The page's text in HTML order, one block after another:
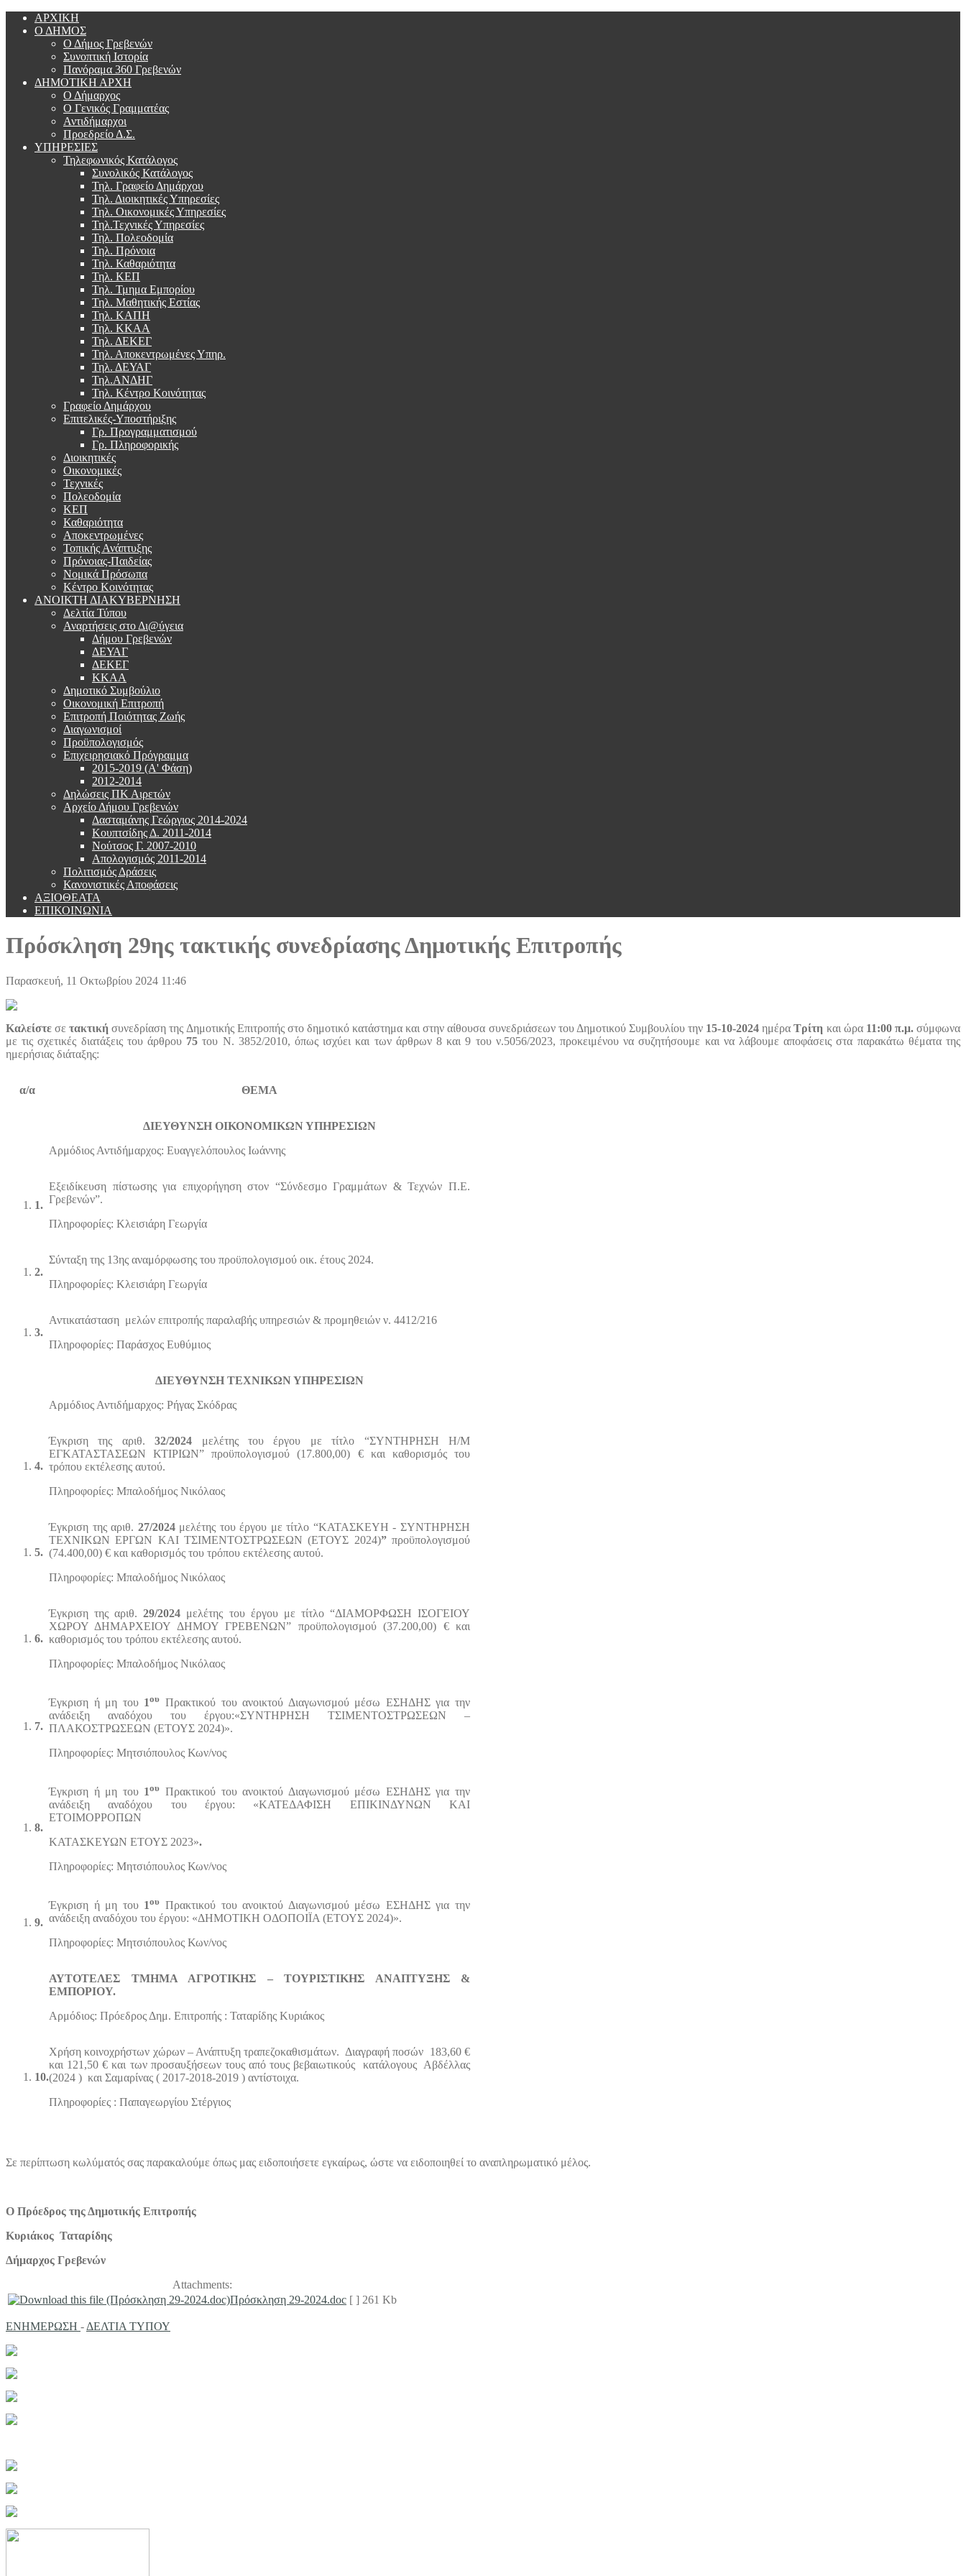
ΑΡΧΙΚΗ
Ο ΔΗΜΟΣ
Ο Δήμος Γρεβενών
Συνοπτική Ιστορία
Πανόραμα 360 Γρεβενών
ΔΗΜΟΤΙΚΗ ΑΡΧΗ
Ο Δήμαρχος
Ο Γενικός Γραμματέας
Αντιδήμαρχοι
Προεδρείο Δ.Σ.
ΥΠΗΡΕΣΙΕΣ
Τηλεφωνικός Κατάλογος
Συνολικός Κατάλογος
Τηλ. Γραφείο Δημάρχου
Τηλ. Διοικητικές Υπηρεσίες
Τηλ. Οικονομικές Υπηρεσίες
Τηλ.Τεχνικές Υπηρεσίες
Τηλ. Πολεοδομία
Τηλ. Πρόνοια
Τηλ. Καθαριότητα
Τηλ. ΚΕΠ
Τηλ. Τμημα Εμπορίου
Τηλ. Μαθητικής Εστίας
Τηλ. ΚΑΠΗ
Τηλ. ΚΚΑΑ
Τηλ. ΔΕΚΕΓ
Τηλ. Αποκεντρωμένες Υπηρ.
Τηλ. ΔΕΥΑΓ
Τηλ.ΑΝΔΗΓ
Τηλ. Κέντρο Κοινότητας
Γραφείο Δημάρχου
Επιτελικές-Υποστήριξης
Γρ. Προγραμματισμού
Γρ. Πληροφορικής
Διοικητικές
Οικονομικές
Τεχνικές
Πολεοδομία
ΚΕΠ
Καθαριότητα
Αποκεντρωμένες
Τοπικής Ανάπτυξης
Πρόνοιας-Παιδείας
Νομικά Πρόσωπα
Κέντρο Κοινότητας
ΑΝΟΙΚΤΗ ΔΙΑΚΥΒΕΡΝΗΣΗ
Δελτία Τύπου
Αναρτήσεις στο Δι@ύγεια
Δήμου Γρεβενών
ΔΕΥΑΓ
ΔΕΚΕΓ
ΚΚΑΑ
Δημοτικό Συμβούλιο
Οικονομική Επιτροπή
Επιτροπή Ποιότητας Ζωής
Διαγωνισμοί
Προϋπολογισμός
Επιχειρησιακό Πρόγραμμα
2015-2019 (Α' Φάση)
2012-2014
Δηλώσεις ΠΚ Αιρετών
Αρχείο Δήμου Γρεβενών
Δασταμάνης Γεώργιος 2014-2024
Κουπτσίδης Δ. 2011-2014
Νούτσος Γ. 2007-2010
Απολογισμός 2011-2014
Πολιτισμός Δράσεις
Κανονιστικές Αποφάσεις
ΑΞΙΟΘΕΑΤΑ
ΕΠΙΚΟΙΝΩΝΙΑ
Πρόσκληση 29ης τακτικής συνεδρίασης Δημοτικής Επιτροπής
Παρασκευή, 11 Οκτωβρίου 2024 11:46
Καλείστε σετακτική συνεδρίαση της Δημοτικής Επιτροπής στο δημοτικό κατάστημα και στην αίθουσα συνεδριάσεων του Δημοτικού Συμβουλίου την 15-10-2024 ημέρα Τρίτη και ώρα 11:00 π.μ.σύμφωνα
με τις σχετικές διατάξεις του άρθρου 75 του Ν. 3852/2010, όπως ισχύει και των άρθρων 8 και 9 του ν.5056/2023, προκειμένου να συζητήσουμε και να λάβουμε αποφάσεις στα παρακάτω θέματα της
ημερήσιας διάταξης:
α/α ΘΕΜΑ
ΔΙΕΥΘΥΝΣΗ ΟΙΚΟΝΟΜΙΚΩΝ ΥΠΗΡΕΣΙΩΝ
Αρμόδιος Αντιδήμαρχος: Ευαγγελόπουλος Ιωάννης
1.
Εξειδίκευση πίστωσης για επιχορήγηση στον “Σύνδεσμο Γραμμάτων & Τεχνών Π.Ε.
Γρεβενών”.
Πληροφορίες: Κλεισιάρη Γεωργία
2.
Σύνταξη της 13ης αναμόρφωσης του προϋπολογισμού οικ. έτους 2024.
Πληροφορίες: Κλεισιάρη Γεωργία
3.
Αντικατάσταση μελών επιτροπής παραλαβής υπηρεσιών & προμηθειών ν. 4412/216
Πληροφορίες: Παράσχος Ευθύμιος
ΔΙΕΥΘΥΝΣΗ ΤΕΧΝΙΚΩΝ ΥΠΗΡΕΣΙΩΝ
Αρμόδιος Αντιδήμαρχος: Ρήγας Σκόδρας
4.
Έγκριση της αριθ.32/2024 μελέτης του έργου με τίτλο “ΣΥΝΤΗΡΗΣΗ Η/Μ
ΕΓΚΑΤΑΣΤΑΣΕΩΝ ΚΤΙΡΙΩΝ” προϋπολογισμού (17.800,00) € και καθορισμός του
τρόπου εκτέλεσης αυτού.
Πληροφορίες: Μπαλοδήμος Νικόλαος
5.
Έγκριση της αριθ. 27/2024μελέτης του έργου με τίτλο “ΚΑΤΑΣΚΕΥΗ - ΣΥΝΤΗΡΗΣΗ
ΤΕΧΝΙΚΩΝ ΕΡΓΩΝ ΚΑΙ ΤΣΙΜΕΝΤΟΣΤΡΩΣΕΩΝ (ΕΤΟΥΣ 2024)”προϋπολογισμού
(74.400,00) € και καθορισμός του τρόπου εκτέλεσης αυτού.
Πληροφορίες: Μπαλοδήμος Νικόλαος
6.
Έγκριση της αριθ.29/2024 μελέτης του έργου με τίτλο “ΔΙΑΜΟΡΦΩΣΗ ΙΣΟΓΕΙΟΥ
ΧΩΡΟΥ ΔΗΜΑΡΧΕΙΟΥ ΔΗΜΟΥ ΓΡΕΒΕΝΩΝ” προϋπολογισμού (37.200,00) € και
καθορισμός του τρόπου εκτέλεσης αυτού.
Πληροφορίες: Μπαλοδήμος Νικόλαος
7.
Έγκριση ή μη του1ου Πρακτικού του ανοικτού Διαγωνισμού μέσω ΕΣΗΔΗΣ για την
ανάδειξη αναδόχου του έργου:«ΣΥΝΤΗΡΗΣΗ ΤΣΙΜΕΝΤΟΣΤΡΩΣΕΩΝ –
ΠΛΑΚΟΣΤΡΩΣΕΩΝ (ΕΤΟΥΣ 2024)».
Πληροφορίες: Μητσιόπουλος Κων/νος
8.
Έγκριση ή μη του 1ου Πρακτικού του ανοικτού Διαγωνισμού μέσω ΕΣΗΔΗΣ για την
ανάδειξη αναδόχου του έργου: «ΚΑΤΕΔΑΦΙΣΗ ΕΠΙΚΙΝΔΥΝΩΝ ΚΑΙ
ΕΤΟΙΜΟΡΡΟΠΩΝ
ΚΑΤΑΣΚΕΥΩΝ ΕΤΟΥΣ 2023».
Πληροφορίες: Μητσιόπουλος Κων/νος
9.
Έγκριση ή μη του 1ου Πρακτικού του ανοικτού Διαγωνισμού μέσω ΕΣΗΔΗΣ για την
ανάδειξη αναδόχου του έργου: «ΔΗΜΟΤΙΚΗ ΟΔΟΠΟΙΪΑ (ΕΤΟΥΣ 2024)».
Πληροφορίες: Μητσιόπουλος Κων/νος
ΑΥΤΟΤΕΛΕΣ ΤΜΗΜΑ ΑΓΡΟΤΙΚΗΣ – ΤΟΥΡΙΣΤΙΚΗΣ ΑΝΑΠΤΥΞΗΣ &
ΕΜΠΟΡΙΟΥ.
Αρμόδιος: Πρόεδρος Δημ. Επιτροπής : Ταταρίδης Κυριάκος
10.
Χρήση κοινοχρήστων χώρων – Ανάπτυξη τραπεζοκαθισμάτων. Διαγραφή ποσών 183,60 €
και 121,50 € και των προσαυξήσεων τους από τους βεβαιωτικούς κατάλογους Αβδέλλας
(2024 ) και Σαμαρίνας ( 2017-2018-2019 ) αντίστοιχα.
Πληροφορίες : Παπαγεωργίου Στέργιος
Σε περίπτωση κωλύματός σας παρακαλούμε όπως μας ειδοποιήσετε εγκαίρως, ώστε να ειδοποιηθεί το αναπληρωματικό μέλος.
Ο Πρόεδρος της Δημοτικής Επιτροπής
Κυριάκος Ταταρίδης
Δήμαρχος Γρεβενών
Attachments:
Πρόσκληση 29-2024.doc [ ] 261 Kb
ΕΝΗΜΕΡΩΣΗ - ΔΕΛΤΙΑ ΤΥΠΟΥ